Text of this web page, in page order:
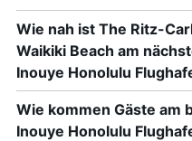
Wie nah ist The Ritz-
Waikiki Beach am
Inouye Honolulu
Wie kommen Gäste am
Inouye Honolulu